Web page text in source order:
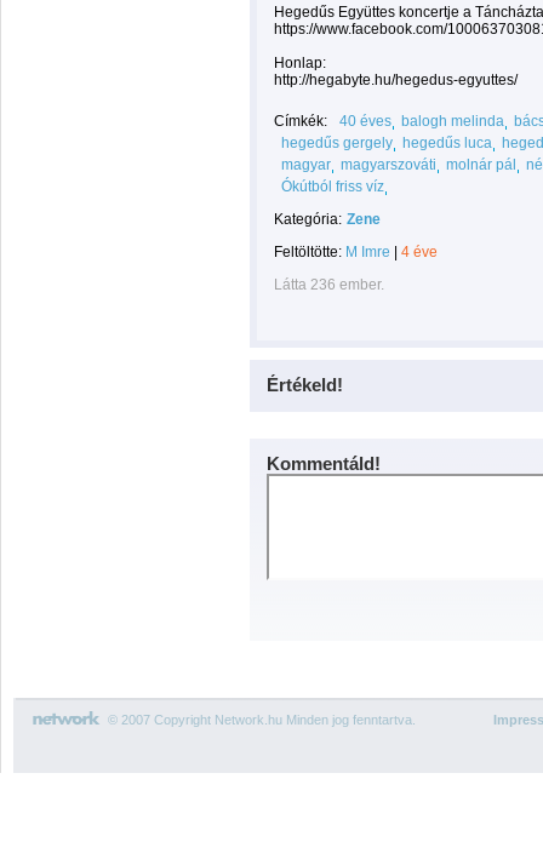
Hegedűs Együttes koncertje a
https://www.facebook.com/
Honlap:
http://hegabyte.hu/hegedus-egyuttes/
Címkék: 40 éves balogh melinda
hegedűs gergely
hegedűs luca
magyar magyarszováti molnár pál
Ókútból friss víz
Kategória: Zene
Feltöltötte: M Imre
4 éve
Látta 236 ember.
Értékeld!
Kommentáld!
© 2007 Copyright Network.hu Minden jog fenntartva.